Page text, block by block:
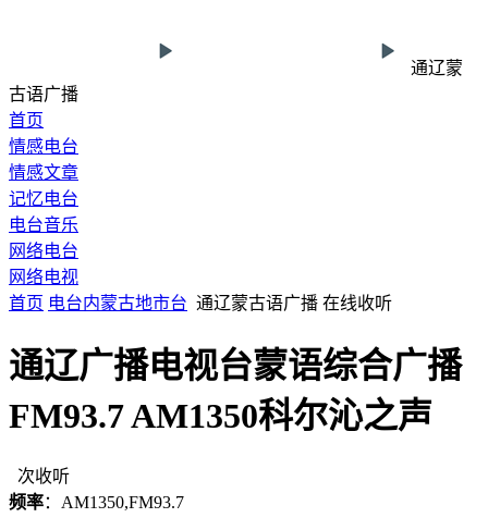
通辽蒙
古语广播
首页
情感电台
情感文章
记忆电台
电台音乐
网络电台
网络电视
首页 电台内蒙古地市台 通辽蒙古语广播 在线收听
通辽广播电视台蒙语综合广播
FM93.7 AM1350科尔沁之声
次收听
频率：AM1350,FM93.7